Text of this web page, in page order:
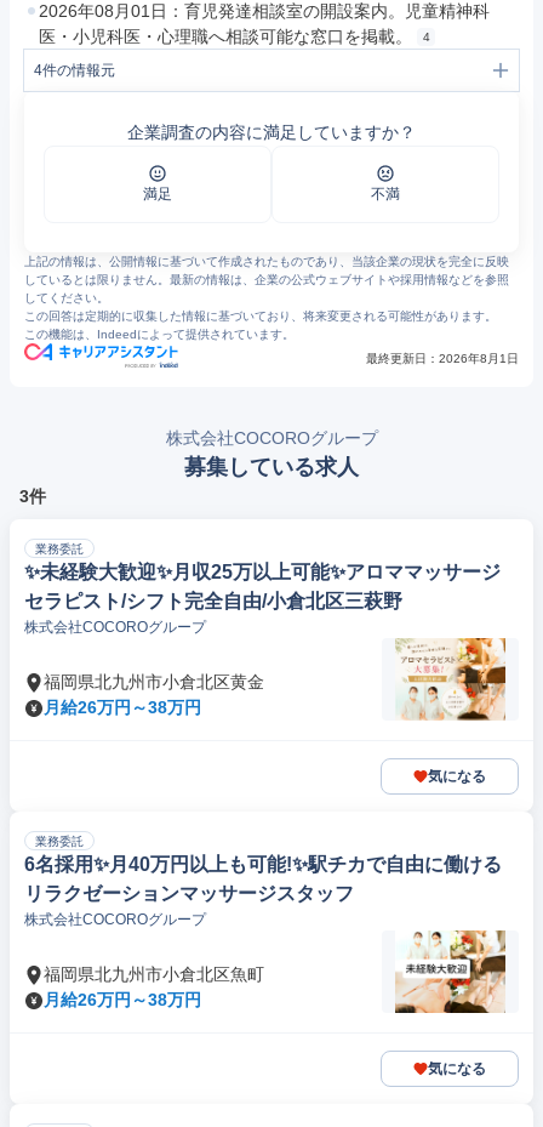
2026年08月01日：育児発達相談室の開設案内。児童精神科
医・小児科医・心理職へ相談可能な窓口を掲載。
4
4件の情報元
東京で信頼できる産業医｜ココログループ
企業調査の内容に満足していますか？
満足 不満
上記の情報は、公開情報に基づいて作成されたものであり、当該企業の現状を完全に反映
しているとは限りません。最新の情報は、企業の公式ウェブサイトや採用情報などを参照
してください。
この回答は定期的に収集した情報に基づいており、将来変更される可能性があります。
この機能は、Indeedによって提供されています。
最終更新日： 2026年8月1日
株式会社COCOROグループ
募集している求人
3件
業務委託
✨️未経験大歓迎✨️月収25万以上可能✨️アロママッサージ
セラピスト/シフト完全自由/小倉北区三萩野
株式会社COCOROグループ
福岡県北九州市小倉北区黄金
月給26万円～38万円
気になる
業務委託
6名採用✨️月40万円以上も可能!✨️駅チカで自由に働ける
リラクゼーションマッサージスタッフ
株式会社COCOROグループ
福岡県北九州市小倉北区魚町
月給26万円～38万円
気になる